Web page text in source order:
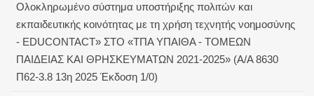
Ολοκληρωμένο σύστημα υποστήριξης πολιτών και
εκπαιδευτικής κοινότητας με τη χρήση τεχνητής νοημοσύνης
- EDUCONTACT» ΣΤΟ «ΤΠΑ ΥΠΑΙΘΑ - ΤΟΜΕΩΝ
ΠΑΙΔΕΙΑΣ ΚΑΙ ΘΡΗΣΚΕΥΜΑΤΩΝ 2021-2025» (Α/Α 8630
Π62-3.8 13η 2025 Έκδοση 1/0)